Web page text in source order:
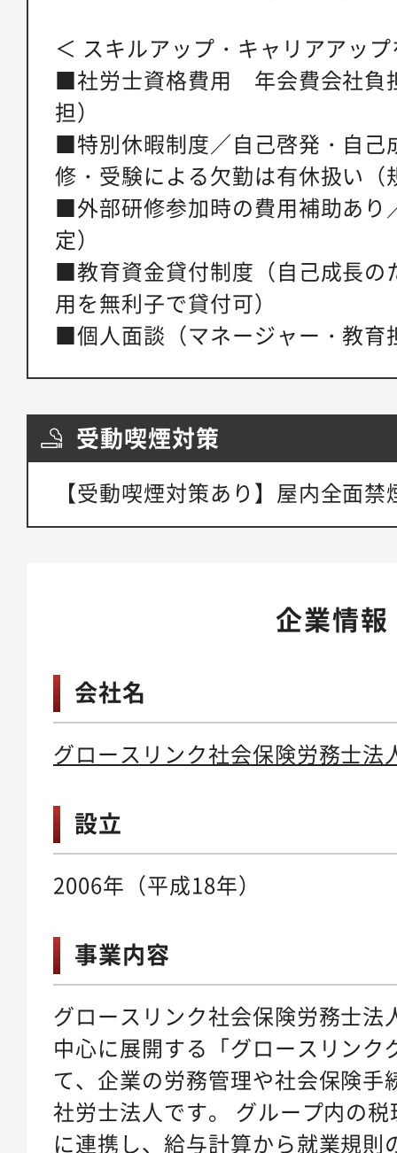
＜ スキルアップ・キャリアアッ
■社労士資格費用 年会費会社負
担）
■特別休暇制度／自己啓発・自己
修・受験による欠勤は有休扱い（
■外部研修参加時の費用補助あり
定）
■教育資金貸付制度（自己成長の
用を無利子で貸付可）
■個人面談（マネージャー・教育
受動喫煙対策
【受動喫煙対策あり】屋内全面禁
企業情報
会社名
グロースリンク社会保険労務士法
設立
2006年（平成18年）
事業内容
グロースリンク社会保険労務士法
中心に展開する「グロースリンク
て、企業の労務管理や社会保険手
社労士法人です。 グループ内の
に連携し、給与計算から就業規則